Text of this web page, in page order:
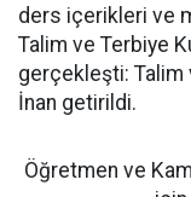
ders içerikleri ve
Talim ve Terbiye
gerçekleşti: Talim
İnan getirildi.
Öğretmen ve